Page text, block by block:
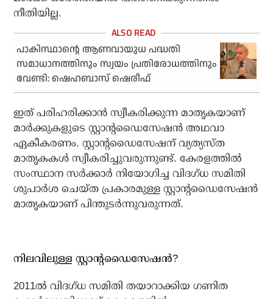
നീതിയില്ല.
പാകിസ്ഥാന്റെ ആണവായുധ പദ്ധതി
സമാധാനത്തിനും സ്വയം പ്രതിരോധത്തിനും
വേണ്ടി: ഷെഹബാസ് ഷെരീഫ്
ഇത് പരിഹരിക്കാൻ സ്വീകരിക്കുന്ന മാതൃകയാണ്
മാർക്കുകളുടെ സ്റ്റാന്റഡൈസേഷൻ അഥവാ
ഏകീകരണം. സ്റ്റാന്റഡൈസേഷന് വ്യത്യസ്ത
മാതൃകകൾ സ്വീകരിച്ചുവരുന്നുണ്ട്. കേരളത്തിൽ
സംസ്ഥാന സർക്കാർ നിയോഗിച്ച വിദഗ്‌ധ സമിതി
ശുപാർശ ചെയ്ത പ്രകാരമുള്ള സ്റ്റാന്റഡൈസേഷൻ
മാതൃകയാണ് പിന്തുടർന്നുവരുന്നത്.
നിലവിലുള്ള സ്റ്റാന്റഡൈസേഷൻ?
2011ൽ വിദഗ്‌ധ സമിതി തയാറാക്കിയ ഗണിത